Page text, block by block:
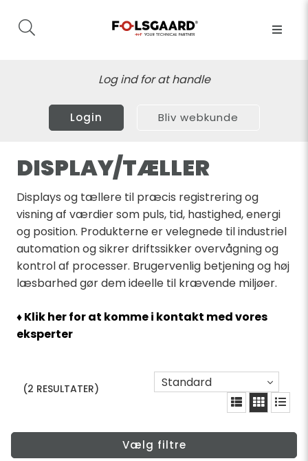
Log ind for at handle
Login Bliv webkunde
DISPLAY/TÆLLER
Displays og tællere til præcis registrering og
visning af værdier som puls, tid, hastighed, energi
og position. Produkterne er velegnede til industriel
automation og sikrer driftssikker overvågning og
kontrol af processer. Brugervenlig betjening og høj
læsbarhed gør dem ideelle til krævende miljøer.
♦ Klik her for at komme i kontakt med vores
eksperter
(2 RESULTATER) Standard
Vælg filtre